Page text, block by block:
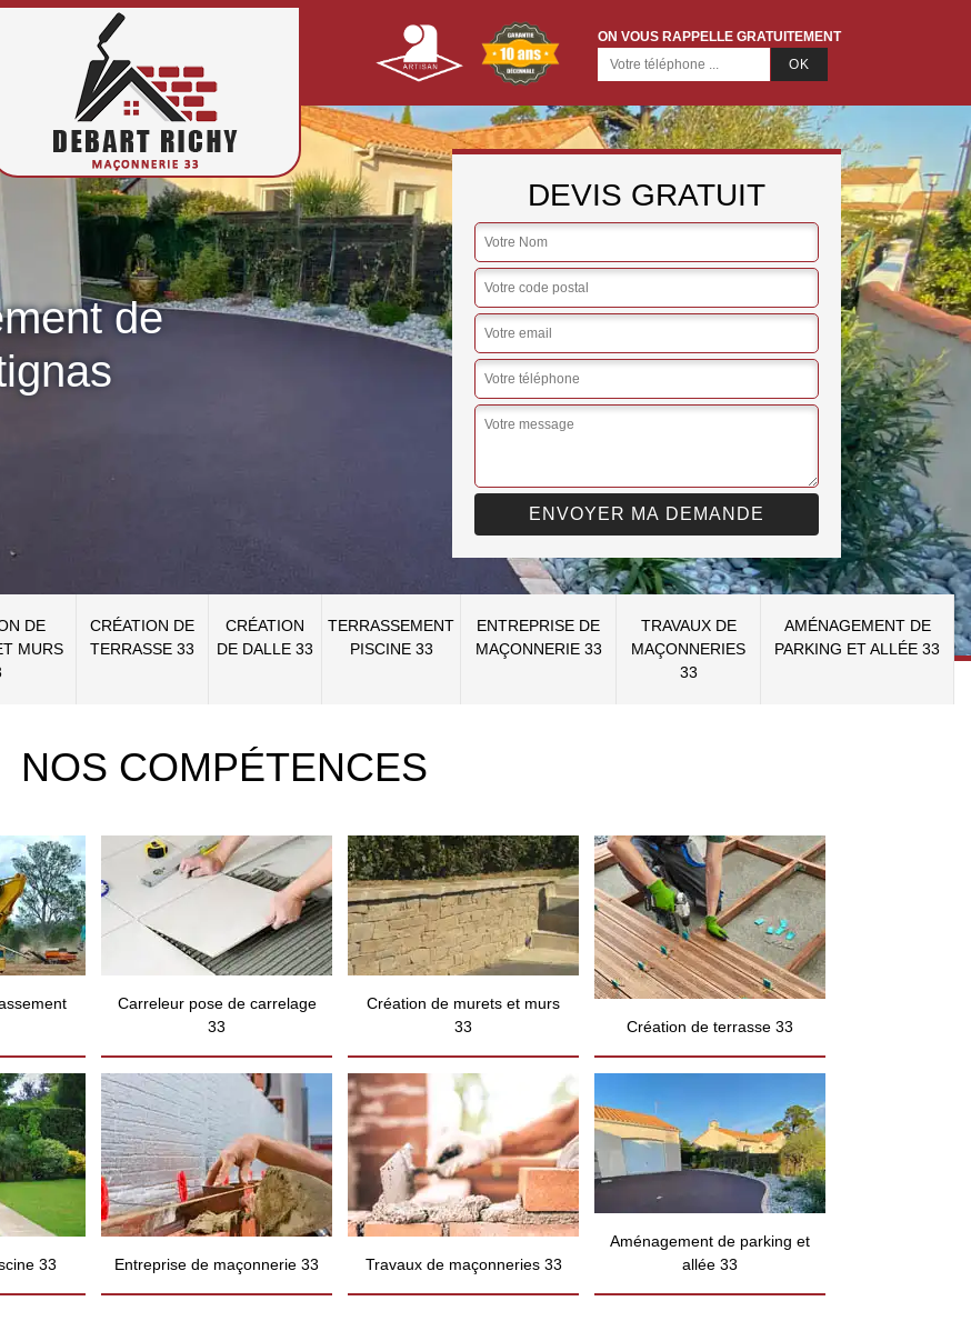
ON VOUS RAPPELLE GRATUITEMENT
de
DEVIS GRATUIT
DE
MURS
CRÉATION DE
TERRASSE 33
CRÉATION
DE DALLE 33
TERRASSEMENT
PISCINE 33
ENTREPRISE DE
MAÇONNERIE 33
TRAVAUX DE
MAÇONNERIES
33
AMÉNAGEMENT DE
PARKING ET ALLÉE 33
NOS COMPÉTENCES
Carreleur pose de carrelage
33
Création de murets et murs
33
Création de terrasse 33
33 Entreprise de maçonnerie 33 Travaux de maçonneries 33
Aménagement de parking et
allée 33